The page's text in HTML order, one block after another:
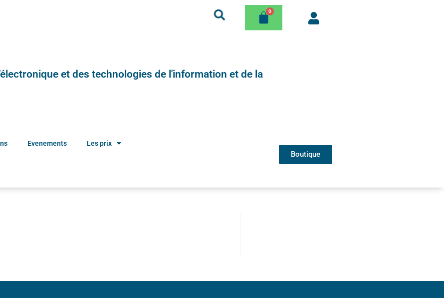
et des technologies de l'information et de la
Evenements Les prix
Boutique